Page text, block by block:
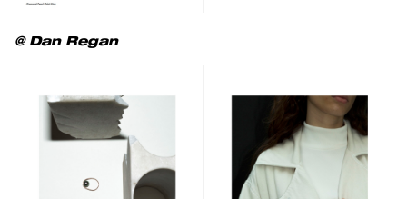
@ Dan Regan